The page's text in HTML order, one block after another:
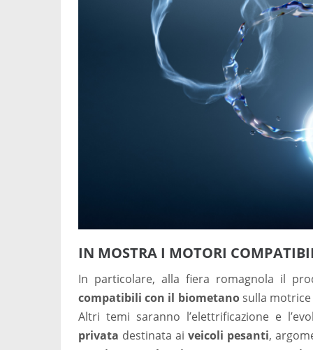
IN MOSTRA I MOTORI
In particolare, alla fiera romagnola il
compatibili con il biometanosulla
Altri temi saranno l’elettrificazione e
privata destinata aiveicoli pesanti,